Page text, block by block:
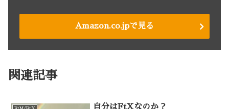
Amazon.co.jpで見る
関連記事
自分はFtXなのか？